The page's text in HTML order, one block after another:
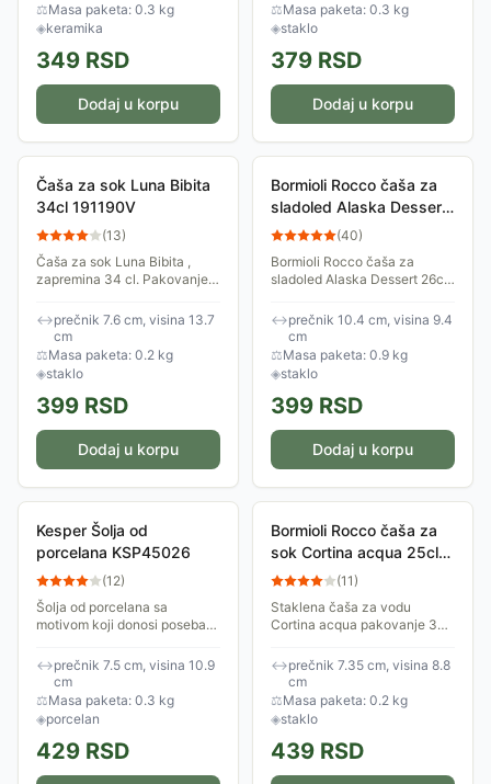
⚖Masa paketa: 0.3 kg
◈keramika
349 RSD
Dodaj u korpu
⚖Masa paketa: 0.3 kg
◈staklo
379 RSD
Dodaj u korpu
Čaša za sok Luna Bibita
34cl 191190V
(13)
Čaša za sok Luna Bibita ,
zapremina 34 cl. Pakovanje
prečnik: 76 mm. Brend:
Bormioli
↔prečnik 7.6 cm, visina 13.7
cm
⚖Masa paketa: 0.2 kg
◈staklo
399 RSD
Dodaj u korpu
Bormioli Rocco čaša za
sladoled Alaska Dessert
26cl 223201M
(40)
Bormioli Rocco čaša za
sladoled Alaska Dessert 26cl.
dizajna za ukusne deserte.
Može se prati u mašini za
pranje sudova.
↔prečnik 10.4 cm, visina 9.4
cm
⚖Masa paketa: 0.9 kg
◈staklo
399 RSD
Dodaj u korpu
Kesper Šolja od
porcelana KSP45026
(12)
Šolja od porcelana sa
motivom koji donosi poseban
šolje je 250ml.
↔prečnik 7.5 cm, visina 10.9
cm
⚖Masa paketa: 0.3 kg
◈porcelan
429 RSD
Bormioli Rocco čaša za
sok Cortina acqua 25cl
3u1 190210
(11)
Staklena čaša za vodu
Cortina acqua pakovanje 3u1,
prečnik 73,5 mm. Čaša
modernog i praktičnog
dizajna.
↔prečnik 7.35 cm, visina 8.8
cm
⚖Masa paketa: 0.2 kg
◈staklo
439 RSD